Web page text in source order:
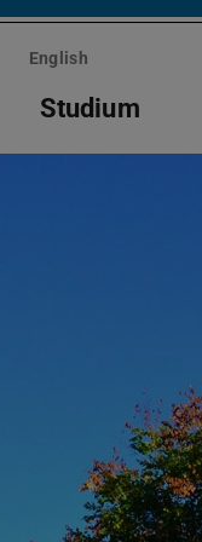
English
Studium